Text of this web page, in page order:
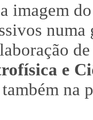
imagem
e
na